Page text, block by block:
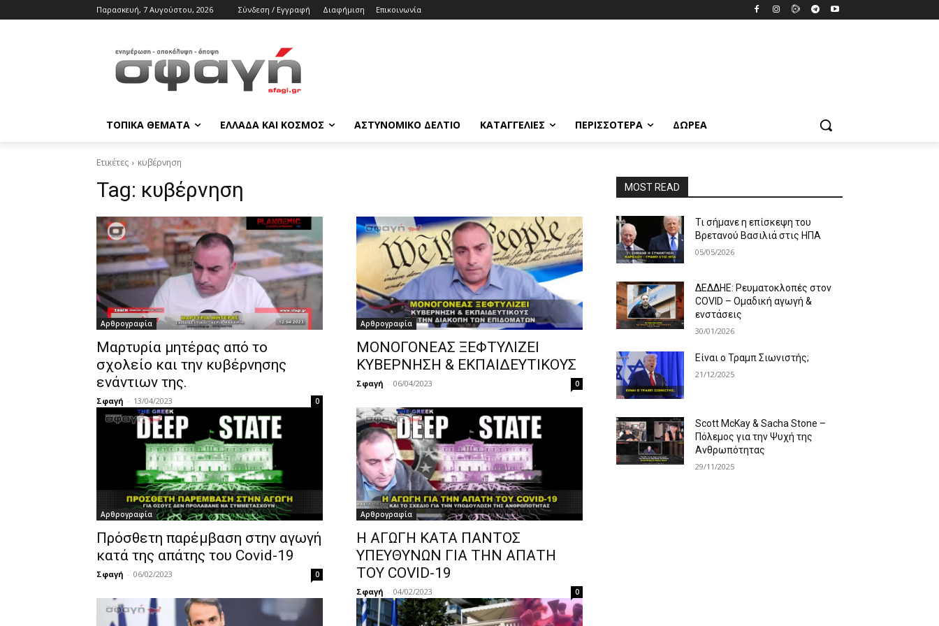
Παρασκευή, 7 Αυγούστου, 2026 Σύνδεση / Εγγραφή Διαφήμιση Επικοινωνία
ΤΟΠΙΚΑ ΘΕΜΑΤΑ ΕΛΛΑΔΑ ΚΑΙ ΚΟΣΜΟΣ ΑΣΤΥΝΟΜΙΚΟ ΔΕΛΤΙΟ ΚΑΤΑΓΓΕΛΙΕΣ ΠΕΡΙΣΣΟΤΕΡΑ ΔΩΡΕΆ
Ετικέτες κυβέρνηση
Tag: κυβέρνηση
Αρθρογραφία
Μαρτυρία μητέρας από το
σχολείο και την κυβέρνησης
ενάντιων της.
Σφαγή - 13/04/2023 0
Αρθρογραφία
ΜΟΝΟΓΟΝΕΑΣ ΞΕΦΤΥΛΙΖΕΙ
ΚΥΒΕΡΝΗΣΗ & ΕΚΠΑΙΔΕΥΤΙΚΟΥΣ
Σφαγή - 06/04/2023 0
Αρθρογραφία
Πρόσθετη παρέμβαση στην αγωγή
κατά της απάτης του Covid-19
Σφαγή - 06/02/2023 0
Αρθρογραφία
Η ΑΓΩΓΗ ΚΑΤΑ ΠΑΝΤΟΣ
ΥΠΕΥΘΥΝΩΝ ΓΙΑ ΤΗΝ ΑΠΑΤΗ
ΤΟΥ COVID-19
Σφαγή - 04/02/2023 0
MOST READ
Τι σήμανε η επίσκεψη του
Βρετανού Βασιλιά στις ΗΠΑ
05/05/2026
ΔΕΔΔΗΕ: Ρευματοκλοπές στον
COVID – Ομαδική αγωγή &
ενστάσεις
30/01/2026
Είναι ο Τραμπ Σιωνιστής;
21/12/2025
Scott McKay & Sacha Stone –
Πόλεμος για την Ψυχή της
Ανθρωπότητας
29/11/2025